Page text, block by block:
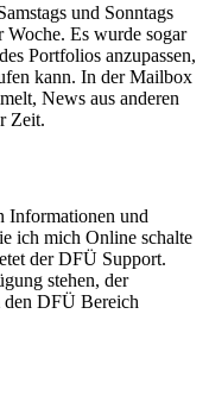
und Sonntags
Woche. Es wurde sogar
Portfolios anzupassen,
kann. In der Mailbox
News aus anderen
Zeit.
Informationen und
ich mich Online schalte
der DFÜ Support.
stehen, der
DFÜ Bereich